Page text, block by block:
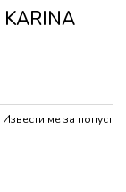
Извести ме за попуст